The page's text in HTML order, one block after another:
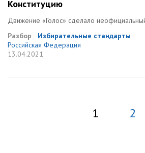
Конституцию
Движение «Голос» сделало
Разбор
Избирательные стандарты
Российская Федерация
13.04.2021
1 2